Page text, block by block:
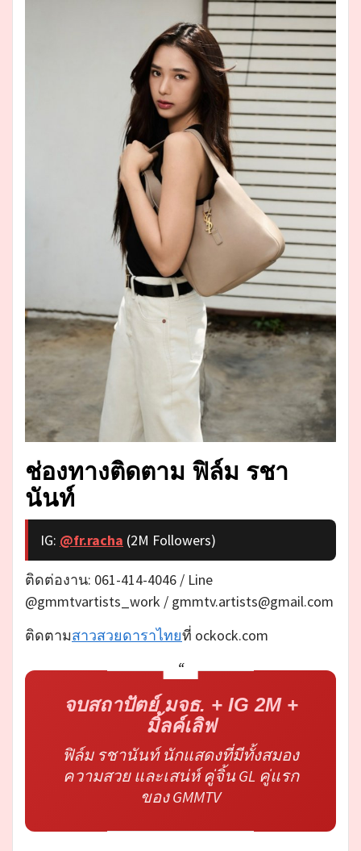
ช่องทางติดตาม ฟิล์ม รชา
นันท์
IG: @fr.racha (2M Followers)
ติดต่องาน: 061-414-4046 / Line
@gmmtvartists_work / gmmtv.artists@gmail.com
ติดตามสาวสวยดาราไทยที่ ockock.com
จบสถาปัตย์ มจธ. + IG 2M +
มิ้ลค์เลิฟ
ฟิล์ม รชานันท์ นักแสดงที่มีทั้งสมอง
ความสวย และเสน่ห์ คู่จิ้น GL คู่แรก
ของ GMMTV